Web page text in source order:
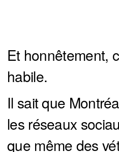
Et honnêtement,
habile.
Il sait que
les réseaux
que même des